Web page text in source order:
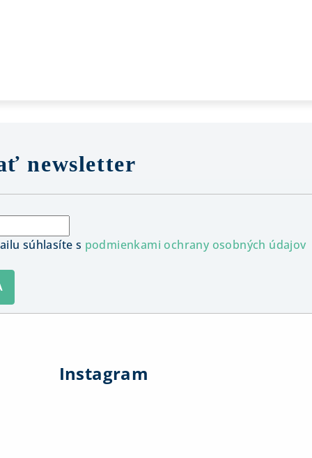
newsletter
súhlasíte s podmienkami ochrany osobných údajov
Instagram